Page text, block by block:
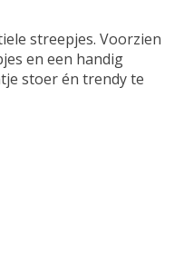
streepjes. Voorzien
en een handig
stoer én trendy te
is